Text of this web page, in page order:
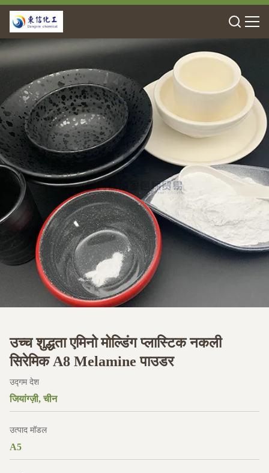
उच्च शुद्धता एमिनो मोल्डिंग प्लास्टिक नकली
सिरेमिक A8 Melamine पाउडर
उद्गम देश
जियांग्ज़ी, चीन
उत्पाद मॉडल
A5